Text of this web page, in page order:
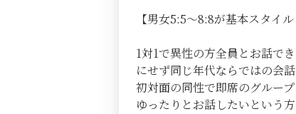
【男女5:5～8:8が基本スタイ
1対1で異性の方全員とお話で
にせず同じ年代ならではの会話
初対面の同性で即席のグルー
ゆったりとお話したいという